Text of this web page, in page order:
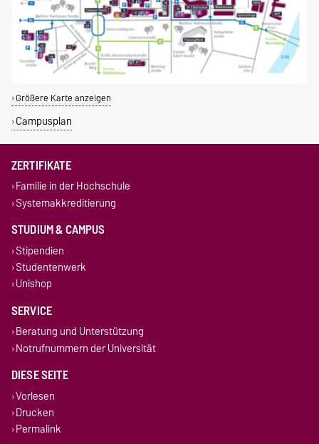
Größere Karte anzeigen
Campusplan
ZERTIFIKATE
Familie in der Hochschule
Systemakkreditierung
STUDIUM & CAMPUS
Stipendien
Studentenwerk
Unishop
SERVICE
Beratung und Unterstützung
Notrufnummern der Universität
DIESE SEITE
Vorlesen
Drucken
Permalink